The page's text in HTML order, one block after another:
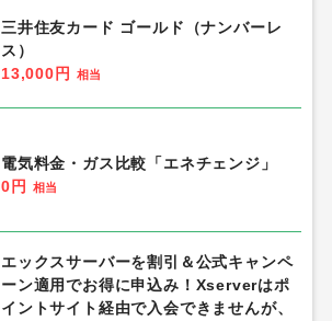
三井住友カード ゴールド（ナンバーレ
ス）
13,000円
相当
電気料金・ガス比較「エネチェンジ」
0円
相当
エックスサーバーを割引＆公式キャンペ
ーン適用でお得に申込み！Xserverはポ
イントサイト経由で入会できませんが、